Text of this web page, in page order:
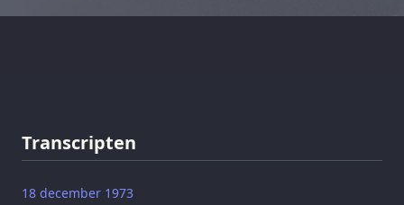
Transcripten
18 december 1973